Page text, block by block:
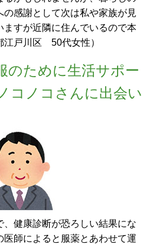
感謝として次は私や家族が見
ますが近隣に住んでいるので本
江戸川区 50代女性）
のために生活サポー
コノコさんに出会い
健康診断が恐ろしい結果にな
医師によると服薬とあわせて運